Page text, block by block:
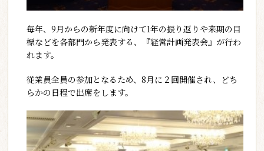
毎年、9月からの新年度に向けて1年の振り返りや来期の目
標などを各部門から発表する、『経営計画発表会』が行わ
れます。
従業員全員の参加となるため、8月に２回開催され、どち
らかの日程で出席をします。